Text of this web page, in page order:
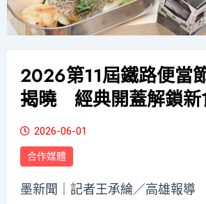
2026第11屆鐵路便當
揭曉 經典開蓋解鎖新
2026-06-01
合作媒體
墨新聞 ｜記者王承綸／高雄報導